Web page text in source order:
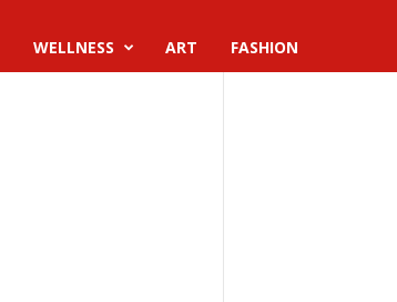
WELLNESS ART FASHION